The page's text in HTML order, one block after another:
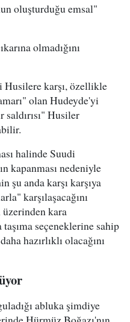
oluşturduğu emsal"
olmadığını
Husilere karşı, özellikle
olan Hudeyde'yi
Husiler
halinde Suudi
kapanması nedeniyle
şu anda karşı karşıya
karşılaşacağını
kara
seçeneklerine sahip
hazırlıklı olacağını
abluka şimdiye